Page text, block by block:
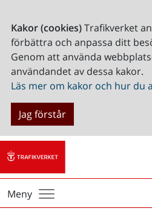
Kakor (cookies)Trafikverket
förbättra och anpassa ditt
Genom att använda
användandet av dessa kakor.
Läs mer om kakor och hur du
Jag förstår
Meny